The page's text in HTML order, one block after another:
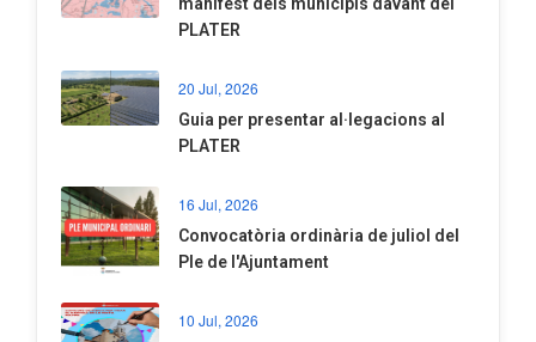
PLATER
20 Jul, 2026
​Guia per presentar al·legacions al
PLATER
16 Jul, 2026
Convocatòria ordinària de juliol del
Ple de l'Ajuntament
10 Jul, 2026